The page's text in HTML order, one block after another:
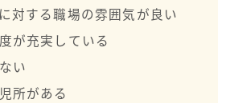
対する職場の雰囲気が良い
が充実している
い
所がある